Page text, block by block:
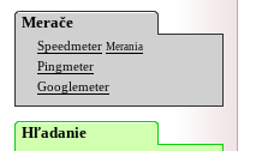
Merače
Speedmeter Merania
Pingmeter
Googlemeter
Hľadanie